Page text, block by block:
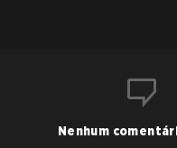
Nenhum